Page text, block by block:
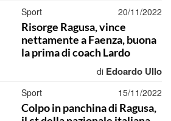
Sport 20/11/2022
Risorge Ragusa, vince
nettamente a Faenza, buona
la prima di coach Lardo
di Edoardo Ullo
Sport 15/11/2022
Colpo in panchina di Ragusa,